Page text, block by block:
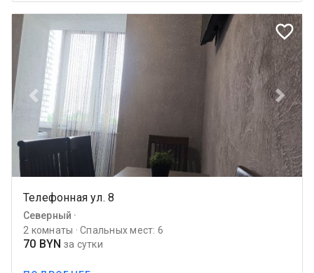
favorite_border
Previous Next
Телефонная ул. 8
Северный ·
2 комнаты · Спальных мест: 6
70 BYN за сутки